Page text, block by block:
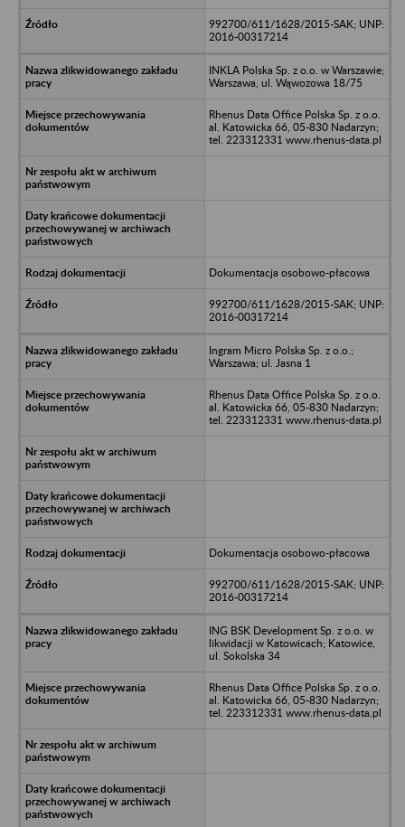
992700/611/1628/2015-SAK; UNP:
2016-00317214
INKLA Polska Sp. z o.o. w Warszawie;
Warszawa, ul. Wąwozowa 18/75
Rhenus Data Office Polska Sp. z o.o.
al. Katowicka 66, 05-830 Nadarzyn;
tel. 223312331 www.rhenus-data.pl
Dokumentacja osobowo-płacowa
992700/611/1628/2015-SAK; UNP:
2016-00317214
Ingram Micro Polska Sp. z o.o.;
Warszawa; ul. Jasna 1
Rhenus Data Office Polska Sp. z o.o.
al. Katowicka 66, 05-830 Nadarzyn;
tel. 223312331 www.rhenus-data.pl
Dokumentacja osobowo-płacowa
992700/611/1628/2015-SAK; UNP:
2016-00317214
ING BSK Development Sp. z o.o. w
likwidacji w Katowicach; Katowice,
ul. Sokolska 34
Rhenus Data Office Polska Sp. z o.o.
al. Katowicka 66, 05-830 Nadarzyn;
tel. 223312331 www.rhenus-data.pl